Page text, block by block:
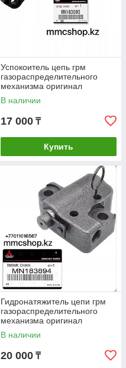
Успокоитель цепь грм
газораспределительного
механизма оригинал
митсубиси asx аутландер
lancer 4B10 4B11 4B12
В наличии
17 000 ₸
Купить
Гидронатяжитель цепи грм
газораспределительного
механизма оригинал
митсубиси asx аутландер
lancer 4B10 4B11 4B12
В наличии
20 000 ₸